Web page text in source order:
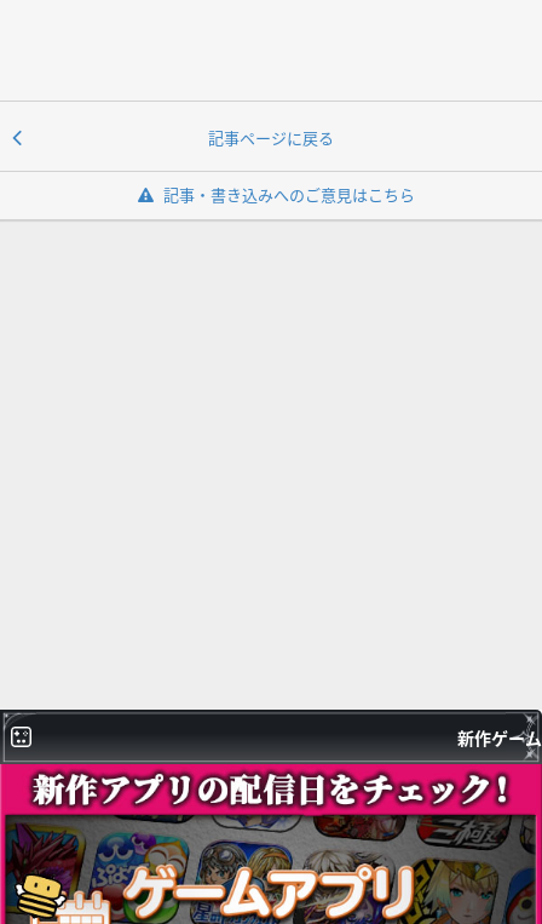
記事ページに戻る
記事・書き込みへのご意見はこちら
新作ゲーム